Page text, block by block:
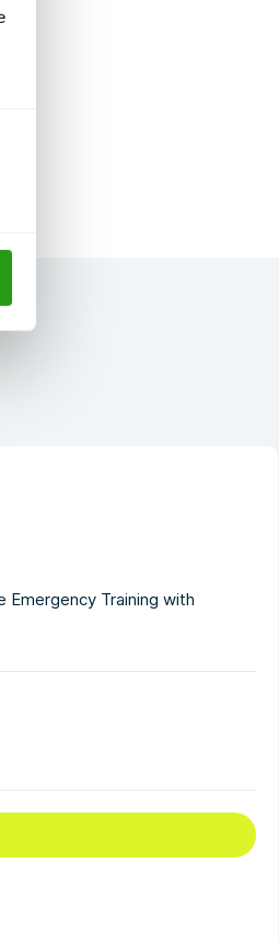
Emergency Training with